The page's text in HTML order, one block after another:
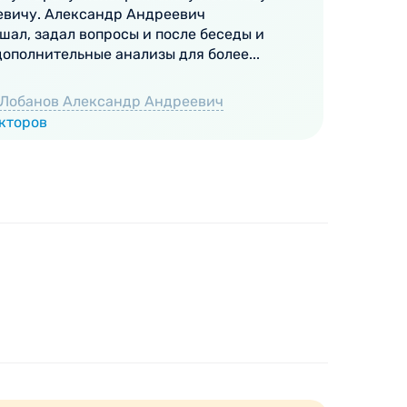
заболеваниями, включая ушибы
грыжи, эндартериит и синдром
плановой операции.
заживления раны.
Александр Андреевич
задал вопросы и после беседы и
анализы для более...
Лобанов Александр Андреевич